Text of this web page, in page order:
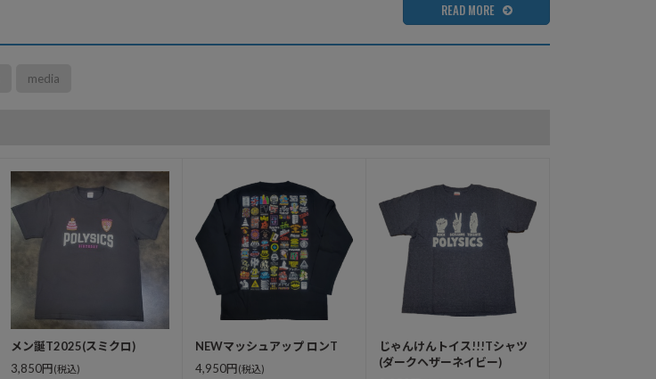
READ MORE
media
メン誕T2025(スミクロ)
3,850円(税込)
NEWマッシュアップ ロンT
4,950円(税込)
じゃんけんトイス!!!Tシャツ
(ダークヘザーネイビー)